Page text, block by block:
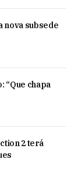
nova subsede
“Que chapa
2 terá